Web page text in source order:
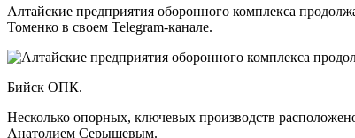
Алтайские предприятия оборонного комплекса
Томенко в своем Telegram-канале.
Бийск ОПК.
Несколько опорных, ключевых производств
Анатолием Серышевым.